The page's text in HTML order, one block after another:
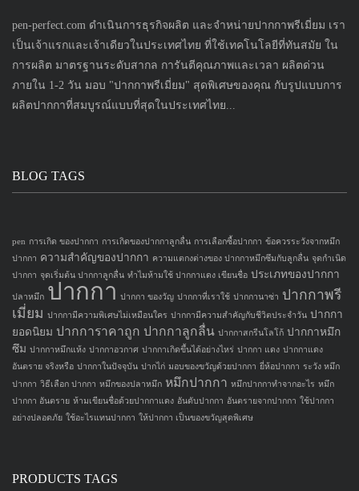
pen-perfect.com ดำเนินการธุรกิจผลิต และจำหน่ายปากกาพรีเมี่ยม เรา
เป็นเจ้าแรกและเจ้าเดียวในประเทศไทย ที่ใช้เทคโนโลยีที่ทันสมัย ใน
การผลิต มาตรฐานระดับสากล การันตีคุณภาพและเวลา ผลิตด่วน
ภายใน 1-2 วัน มอบ "ปากกาพรีเมี่ยม" สุดพิเศษของคุณ กับรูปแบบการ
ผลิตปากกาที่สมบูรณ์แบบที่สุดในประเทศไทย...
BLOG TAGS
pen การเกิด ของปากกา การเกิดของปากกาลูกลื่น การเลือกซื้อปากกา ข้อควรระวังจากหมึก
ปากกา ความสำคัญของปากกา ความแตกงต่างของ ปากกาหมึกซึมกับลูกลื่น จุดกำเนิด
ปากกา จุดเริ่มต้น ปากกาลูกลื่น ทำไมห้ามใช้ ปากกาแดง เขียนชื่อ ประเภทของปากกา
ปลาหมึก ปากกา ปากกา ของวัญ ปากกาที่เราใช้ ปากกานาซ่า ปากกาพรี
เมี่ยม ปากกามีความพิเศษไม่เหมือนใคร ปากกามีความสำคัญกับชีวิตประจำวัน ปากกา
ยอดนิยม ปากการาคาถูก ปากกาลูกลื่น ปากกาสกรีนโลโก้ ปากกาหมึก
ซึม ปากกาหมึกแห้ง ปากกาอวกาศ ปากกาเกิดขึ้นได้อย่างไหร่ ปากกา แดง ปากกาแดง
อันตราย จริงหรือ ปากกาในปัจจุบัน ปากไก่ มอบของขวัญด้วยปากกา ยี่ห้อปากกา ระวัง หมึก
ปากกา วิธีเลือก ปากกา หมึกของปลาหมึก หมึกปากกา หมึกปากกาทำจากอะไร หมึก
ปากกา อันตราย ห้ามเขียนชื่อด้วยปากกาแดง อันดับปากกา อันตรายจากปากกา ใช้ปากกา
อย่างปลอดภัย ใช้อะไรแทนปากกา ให้ปากกา เป็นของขวัญสุดพิเศษ
PRODUCTS TAGS